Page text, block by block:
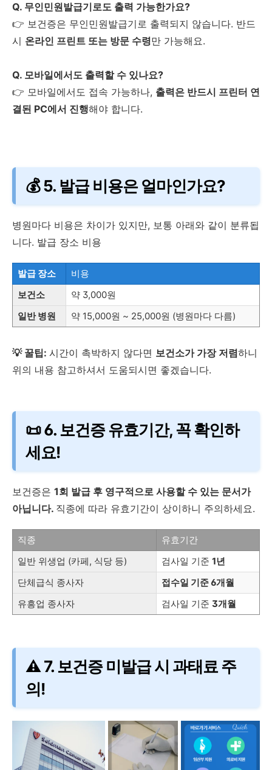
Q. 무인민원발급기로도 출력 가능한가요?
👉 보건증은 무인민원발급기로 출력되지 않습니다. 반드
시 온라인 프린트 또는 방문 수령만 가능해요.
Q. 모바일에서도 출력할 수 있나요?
👉 모바일에서도 접속 가능하나, 출력은 반드시 프린터 연
결된 PC에서 진행해야 합니다.
💰 5. 발급 비용은 얼마인가요?
병원마다 비용은 차이가 있지만, 보통 아래와 같이 분류됩
니다. 발급 장소 비용
발급 장소
비용
보건소
약 3,000원
일반 병원
약 15,000원 ~ 25,000원 (병원마다 다름)
💡 꿀팁: 시간이 촉박하지 않다면 보건소가 가장 저렴하니
위의 내용 참고하셔서 도움되시면 좋겠습니다.
📜 6. 보건증 유효기간, 꼭 확인하
세요!
보건증은 1회 발급 후 영구적으로 사용할 수 있는 문서가
아닙니다. 직종에 따라 유효기간이 상이하니 주의하세요.
직종
유효기간
일반 위생업 (카페, 식당 등)
검사일 기준 1년
단체급식 종사자
접수일 기준 6개월
유흥업 종사자
검사일 기준 3개월
⚠️ 7. 보건증 미발급 시 과태료 주
의!